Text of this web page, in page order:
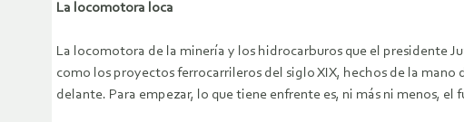
La locomotora loca
La locomotora de la minería y los hidrocarburos que el presidente
como los proyectos ferrocarrileros del siglo XIX, hechos de la
delante. Para empezar, lo que tiene enfrente es, ni más ni menos, el